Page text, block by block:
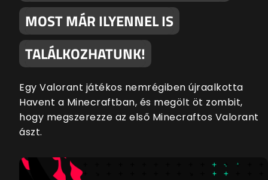
MOST MÁR ILYENNEL IS
TALÁLKOZHATUNK!
Egy Valorant játékos nemrégiben újraalkotta
Havent a Minecraftban, és megölt öt zombit,
hogy megszerezze az első Minecraftos Valorant
ászt.